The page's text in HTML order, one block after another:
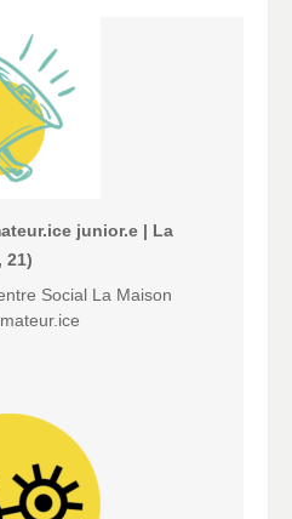
junior.e | La
21)
Social La Maison